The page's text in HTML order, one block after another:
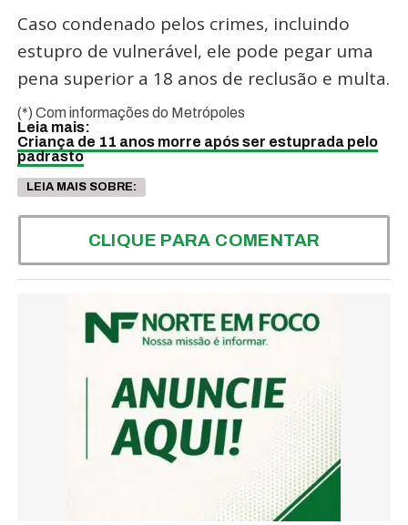
Caso condenado pelos crimes, incluindo
estupro de vulnerável, ele pode pegar uma
pena superior a 18 anos de reclusão e multa.
(*) Com informações do Metrópoles
Leia mais:
Criança de 11 anos morre após ser estuprada pelo
padrasto
LEIA MAIS SOBRE:
CLIQUE PARA COMENTAR